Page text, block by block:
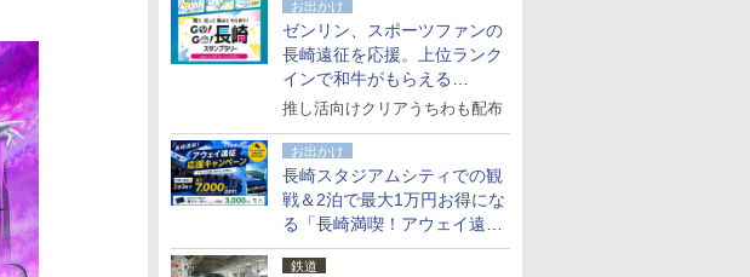
お出かけ
ゼンリン、スポーツファンの
長崎遠征を応援。上位ランク
インで和牛がもらえる
「GO！GO！長崎スタンプラ
推し活向けクリアうちわも配布
お出かけ
長崎スタジアムシティでの観
戦＆2泊で最大1万円お得にな
る「長崎満喫！アウェイ遠征
応援キャンペーン」
鉄道